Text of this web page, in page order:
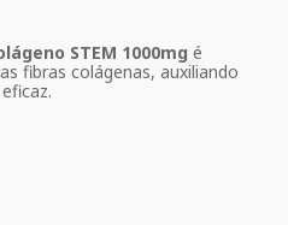
STEM 1000mg é
fibras colágenas, auxiliando